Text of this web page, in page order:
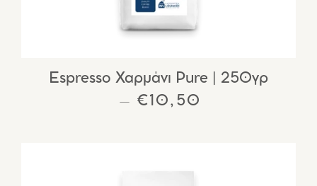
Espresso Χαρμάνι Pure | 250γρ
— ΚΑΝΟΝΙΚΉ ΤΙΜΉ
€10,50